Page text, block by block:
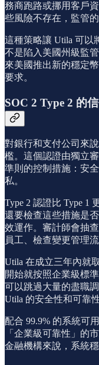
務商跑路或挪用客戶
些風險不存在，監管
這種策略讓 Utila 可以
不是陷入美國州級監
來美國推出新的穩定
要求。
SOC 2 Type 2 的
對銀行和支付公司來
檻。這個認證由獨立
準則的控制措施：安
私。
Type 2 認證比 Type 1
還要檢查這些措施是
效運作。審計師會抽
員工、檢查變更管理流
Utila 在成立三年內就
開始就按照企業級標
可以跳過大量的盡職
Utila 的安全性和可靠性
配合 99.9% 的系統可
「企業級可靠性」的
金融機構來說，系統